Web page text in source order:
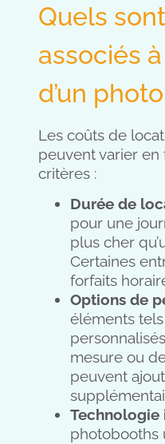
Quels
associés
d’un
Les coûts de
peuvent varier
critères :
Durée de
pour une
plus cher
Certaines
forfaits
Options de
éléments
mesure ou
peuvent
Technologie
photobooths